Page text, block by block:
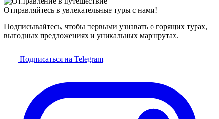
Отправляйтесь в увлекательные туры с нами!
Подписывайтесь, чтобы первыми узнавать о горящих турах,
выгодных предложениях и уникальных маршрутах.
Подписаться на Telegram